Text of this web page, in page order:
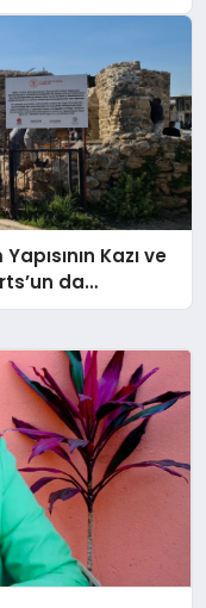
Kazı ve
da